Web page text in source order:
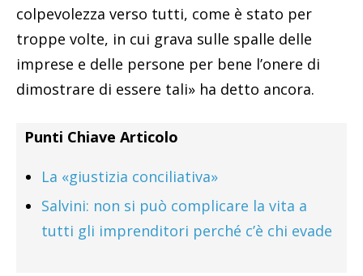
colpevolezza verso tutti, come è stato per
troppe volte, in cui grava sulle spalle delle
imprese e delle persone per bene l’onere di
dimostrare di essere tali» ha detto ancora.
Punti Chiave Articolo
La «giustizia conciliativa»
Salvini: non si può complicare la vita a
tutti gli imprenditori perché c’è chi evade